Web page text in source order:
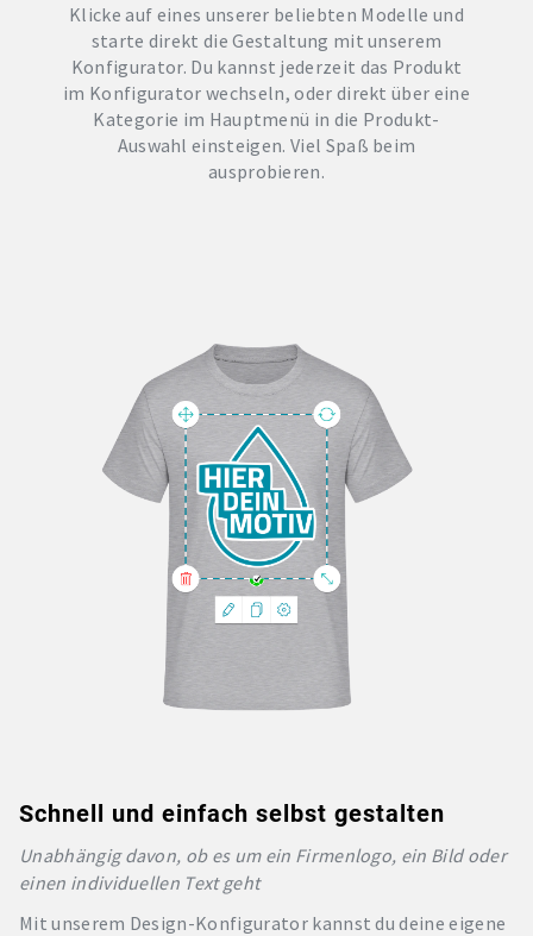
Klicke auf eines unserer beliebten Modelle und
starte direkt die Gestaltung mit unserem
Konfigurator. Du kannst jederzeit das Produkt
im Konfigurator wechseln, oder direkt über eine
Kategorie im Hauptmenü in die Produkt-
Auswahl einsteigen. Viel Spaß beim
ausprobieren.
Schnell und einfach selbst gestalten
Unabhängig davon, ob es um ein Firmenlogo, ein Bild oder
einen individuellen Text geht
Mit unserem Design-Konfigurator kannst du deine eigene